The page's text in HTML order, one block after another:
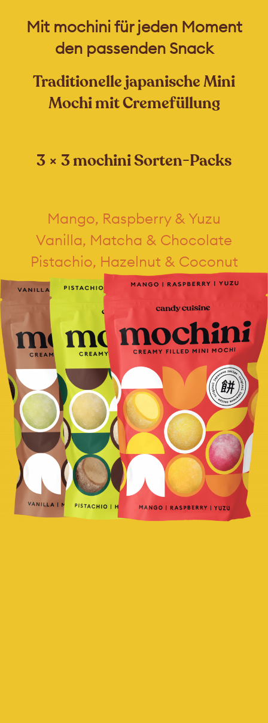
Mit mochini für jeden Moment
den passenden Snack
Traditionelle japanische Mini
Mochi mit Cremefüllung
3 × 3 mochini Sorten-Packs
Mango, Raspberry & Yuzu
Vanilla, Matcha & Chocolate
Pistachio, Hazelnut & Coconut